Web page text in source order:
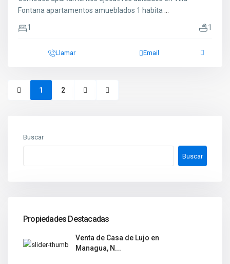
Fontana apartamentos amueblados 1 habita
1 1
Llamar Email
1 2
Buscar
Buscar
Propiedades Destacadas
Venta de Casa de Lujo en
Managua, N...